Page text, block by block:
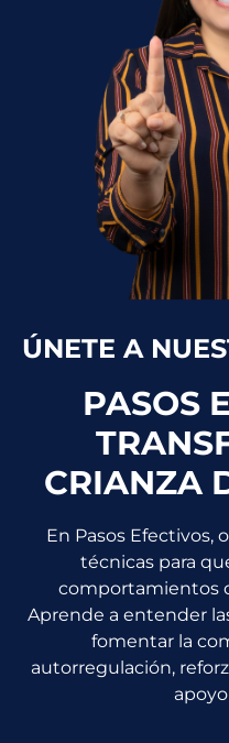
ÚNETE A
PASOS
CRIANZA
En Pasos Efectivos,
técnicas para
comportamientos
Aprende a entender
fomentar la
autorregulación,